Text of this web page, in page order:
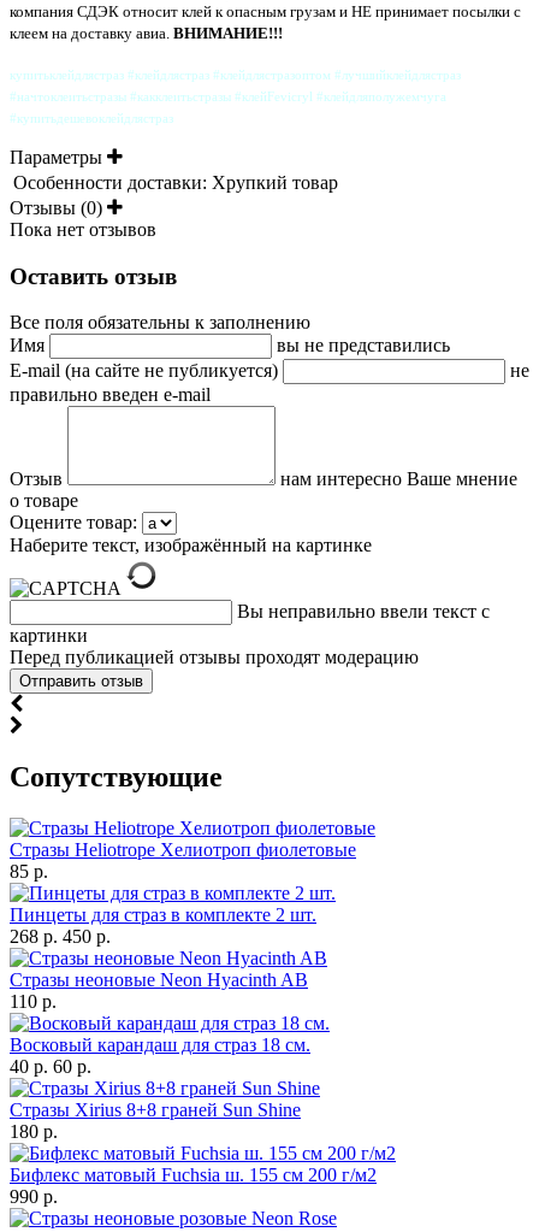
компания СДЭК относит клей к опасным грузам и НЕ принимает посылки с
клеем на доставку авиа. ВНИМАНИЕ!!!
купитьклейдлястраз #клейдлястраз #клейдлястразоптом #лучшийклейдлястраз
#начтоклеитьстразы #какклеитьстразы #клейFevicryl #клейдляполужемчуга
#купитьдешевоклейдлястраз
Параметры
Особенности доставки: Хрупкий товар
Отзывы (0)
Пока нет отзывов
Оставить отзыв
Все поля обязательны к заполнению
Имя
вы не представились
E-mail (на сайте не публикуется)
не
правильно введен e-mail
Отзыв
нам интересно Ваше мнение
о товаре
Оцените товар:
Наберите текст, изображённый на картинке
Вы неправильно ввели текст с
картинки
Перед публикацией отзывы проходят модерацию
Cопутствующие
Стразы Heliotrope Хелиотроп фиолетовые
85 р.
Пинцеты для страз в комплекте 2 шт.
268 р. 450 р.
Стразы неоновые Neon Hyacinth AB
110 р.
Восковый карандаш для страз 18 см.
40 р. 60 р.
Стразы Xirius 8+8 граней Sun Shine
180 р.
Бифлекс матовый Fuchsia ш. 155 см 200 г/м2
990 р.